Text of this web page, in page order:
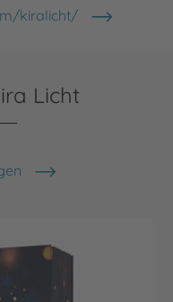
kiralicht/
Licht